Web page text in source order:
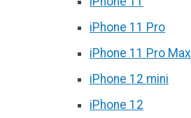
iPhone 11 Pro
iPhone 11 Pro Max
iPhone 12 mini
iPhone 12